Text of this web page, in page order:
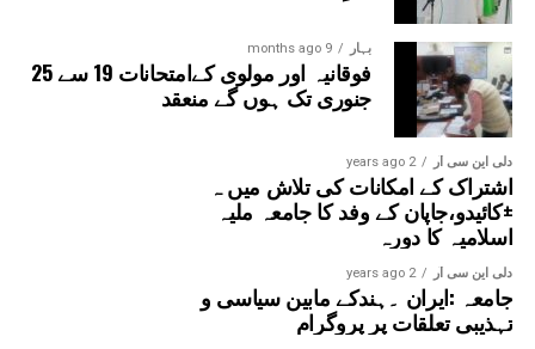
بہار 9 months ago
فوقانیہ اور مولوی کےامتحانات 19 سے 25
جنوری تک ہوں گے منعقد
دلی این سی آر 2 years ago
اشتراک کے امکانات کی تلاش میں ہ
±کائیدو،جاپان کے وفد کا جامعہ ملیہ
اسلامیہ کا دورہ
دلی این سی آر 2 years ago
جامعہ :ایران ۔ہندکے مابین سیاسی و
تہذیبی تعلقات پر پروگرام